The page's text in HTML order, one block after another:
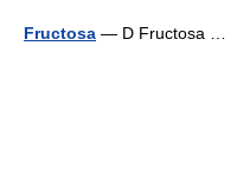
Fructosa — D Fructosa …